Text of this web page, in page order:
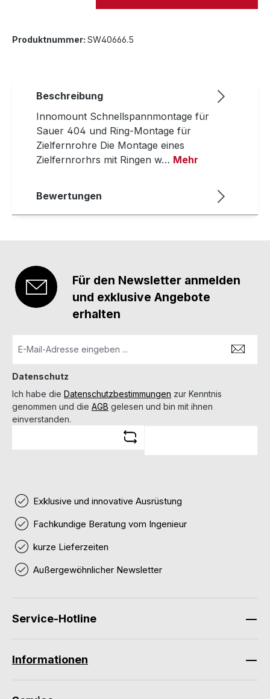
Produktnummer: SW40666.5
Beschreibung
Innomount Schnellspannmontage für
Sauer 404 und Ring-Montage für
Zielfernrohre Die Montage eines
Zielfernrorhrs mit Ringen w… Mehr
Bewertungen
Für den Newsletter anmelden
und exklusive Angebote
erhalten
Datenschutz
Ich habe die Datenschutzbestimmungen zur Kenntnis
genommen und die AGB gelesen und bin mit ihnen
einverstanden.
Exklusive und innovative Ausrüstung
Fachkundige Beratung vom Ingenieur
kurze Lieferzeiten
Außergewöhnlicher Newsletter
Service-Hotline
Informationen